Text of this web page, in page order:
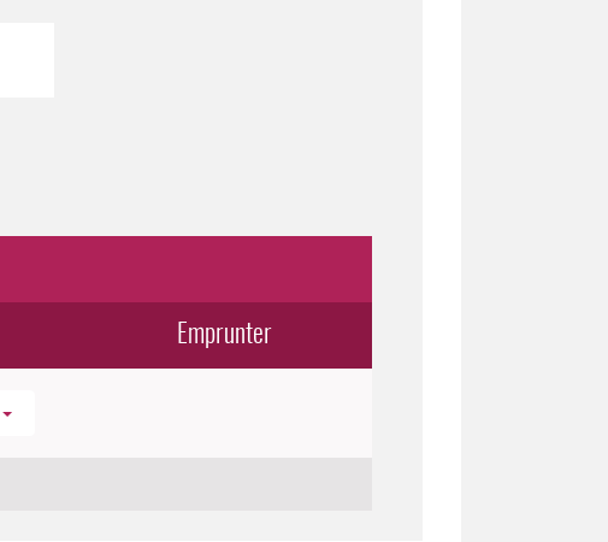
Emprunter